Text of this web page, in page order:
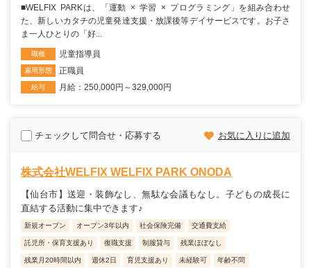
■WELFIX PARKは、「運動 × 学習 × プログラミング」を組み合わせ
た、新しいカタチの児童発達支援・放課後等デイサービスです。お子さ
ま一人ひとりの「好...
職種 児童指導員
雇用形態 正職員
給与 月給：250,000円～329,000円
チェックして問合せ・応募する お気に入りに追加
株式会社WELFIX WELFIX PARK ONODA
【仙台市】送迎・装飾なし、無駄な会議もなし。子どもの成長に
直結する活動に集中できます♪
新規オープン オープン3年以内 社会保険完備 交通費支給
託児所・保育支援あり 復職支援 制服貸与 残業ほぼなし
残業月20時間以内 週休2日 育児支援あり 未経験可 年齢不問